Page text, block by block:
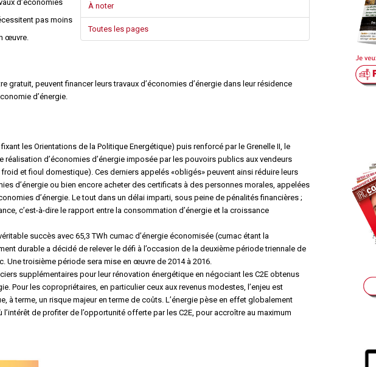
Syndic
Syndicat de copropriétaires
Marchands de sommeil et
À noter
Toutes les pages
d’économies
pas moins
œuvre.
gratuit, peuvent financer leurs travaux d’économies d’énergie dans leur résidence
d’énergie.
les Orientations de la Politique Energétique) puis renforcé par le Grenelle II, le
d’économies d’énergie imposée par les pouvoirs publics aux vendeurs
et fioul domestique). Ces derniers appelés «obligés» peuvent ainsi réduire leurs
d’énergie ou bien encore acheter des certificats à des personnes morales, appelées
d’énergie. Le tout dans un délai imparti, sous peine de pénalités financières ;
c’est-à-dire le rapport entre la consommation d’énergie et la croissance
succès avec 65,3 TWh cumac d’énergie économisée (cumac étant la
durable a décidé de relever le défi à l’occasion de la deuxième période triennale de
Une troisième période sera mise en œuvre de 2014 à 2016.
supplémentaires pour leur rénovation énergétique en négociant les C2E obtenus
Pour les copropriétaires, en particulier ceux aux revenus modestes, l’enjeu est
à terme, un risque majeur en terme de coûts. L’énergie pèse en effet globalement
de profiter de l’opportunité offerte par les C2E, pour accroître au maximum